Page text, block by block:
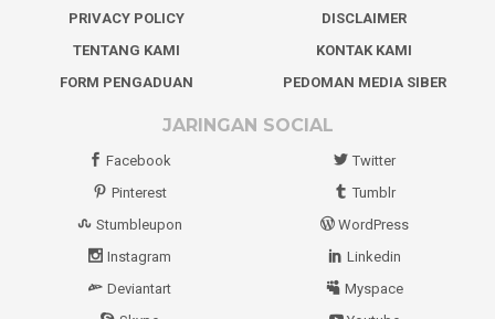
PRIVACY POLICY
DISCLAIMER
TENTANG KAMI
KONTAK KAMI
FORM PENGADUAN
PEDOMAN MEDIA SIBER
JARINGAN SOCIAL
Facebook
Twitter
Pinterest
Tumblr
Stumbleupon
WordPress
Instagram
Linkedin
Deviantart
Myspace